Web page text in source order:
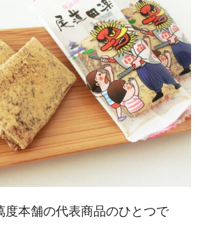
度本舗の代表商品のひとつで